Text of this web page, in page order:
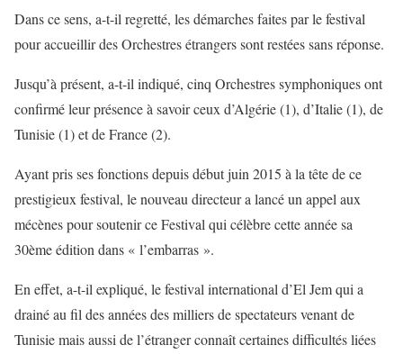
Dans ce sens, a-t-il regretté, les démarches faites par le festival
pour accueillir des Orchestres étrangers sont restées sans réponse.
Jusqu’à présent, a-t-il indiqué, cinq Orchestres symphoniques ont
confirmé leur présence à savoir ceux d’Algérie (1), d’Italie (1), de
Tunisie (1) et de France (2).
Ayant pris ses fonctions depuis début juin 2015 à la tête de ce
prestigieux festival, le nouveau directeur a lancé un appel aux
mécènes pour soutenir ce Festival qui célèbre cette année sa
30ème édition dans « l’embarras ».
En effet, a-t-il expliqué, le festival international d’El Jem qui a
drainé au fil des années des milliers de spectateurs venant de
Tunisie mais aussi de l’étranger connaît certaines difficultés liées